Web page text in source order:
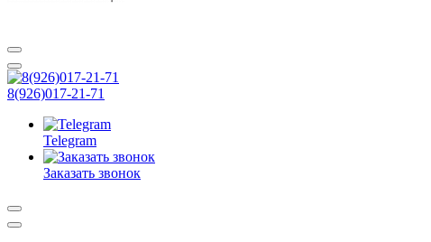
8(926)017-21-71
Telegram
Заказать звонок